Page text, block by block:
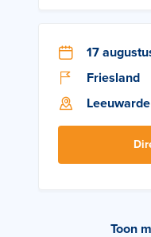
17
Friesland
Toon